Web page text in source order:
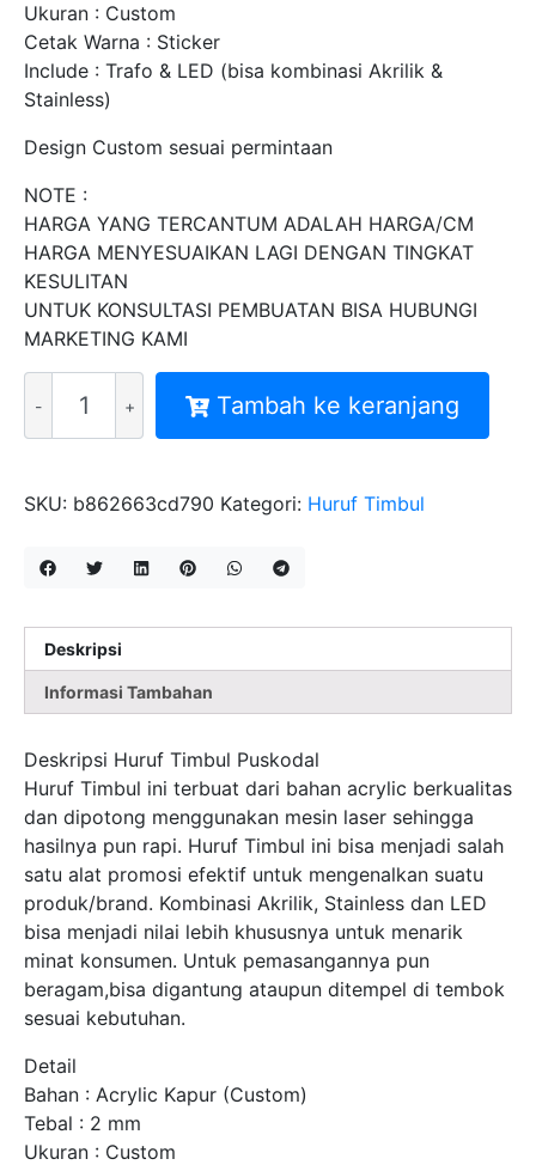
Ukuran : Custom
Cetak Warna : Sticker
Include : Trafo & LED (bisa kombinasi Akrilik &
Stainless)
Design Custom sesuai permintaan
NOTE :
HARGA YANG TERCANTUM ADALAH HARGA/CM
HARGA MENYESUAIKAN LAGI DENGAN TINGKAT
KESULITAN
UNTUK KONSULTASI PEMBUATAN BISA HUBUNGI
MARKETING KAMI
MITRA
HURUF
PUSKODAL
Tambah ke keranjang
SKU: b862663cd790 Kategori: Huruf Timbul
Deskripsi
Informasi Tambahan
Deskripsi Huruf Timbul Puskodal
Huruf Timbul ini terbuat dari bahan acrylic berkualitas
dan dipotong menggunakan mesin laser sehingga
hasilnya pun rapi. Huruf Timbul ini bisa menjadi salah
satu alat promosi efektif untuk mengenalkan suatu
produk/brand. Kombinasi Akrilik, Stainless dan LED
bisa menjadi nilai lebih khususnya untuk menarik
minat konsumen. Untuk pemasangannya pun
beragam,bisa digantung ataupun ditempel di tembok
sesuai kebutuhan.
Detail
Bahan : Acrylic Kapur (Custom)
Tebal : 2 mm
Ukuran : Custom